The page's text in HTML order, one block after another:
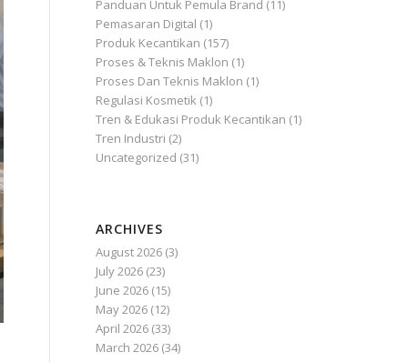
Legalitas BPOM (3)
Maklon Kosmetik(3)
Panduan Pemula Brand(1)
Panduan Untuk Pemula Brand
Pemasaran Digital(1)
Produk Kecantikan(157)
Proses & Teknis Maklon(1)
Proses Dan Teknis Maklon
Regulasi Kosmetik(1)
ARCHIVES
August 2026(3)
July 2026(23)
June 2026(15)